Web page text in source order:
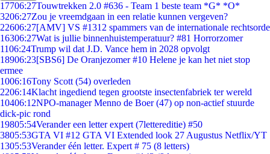
17706:27Touwtrekken 2.0 #636 - Team 1 beste team *G* *O*
3206:27Zou je vreemdgaan in een relatie kunnen vergeven?
22606:27[AMV] VS #1312 spammers van de internationale rechtsorde
16306:27Wat is jullie binnenhuistemperatuur? #81 Horrorzomer
1106:24Trump wil dat J.D. Vance hem in 2028 opvolgt
18906:23[SBS6] De Oranjezomer #10 Helene je kan het niet stop
ermee
1006:16Tony Scott (54) overleden
2206:14Klacht ingediend tegen grootste insectenfabriek ter wereld
10406:12NPO-manager Menno de Boer (47) op non-actief stuurde
dick-pic rond
19805:54Verander een letter expert (7lettereditie) #50
3805:53GTA VI #12 GTA VI Extended look 27 Augustus Netflix/YT
1305:53Verander één letter. Expert # 75 (8 letters)